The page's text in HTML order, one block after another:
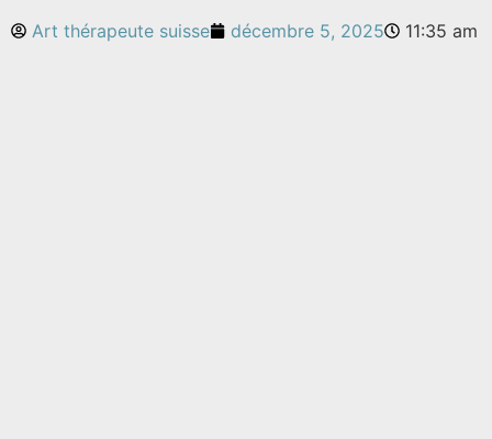
Art thérapeute suisse décembre 5, 2025 11:35 am